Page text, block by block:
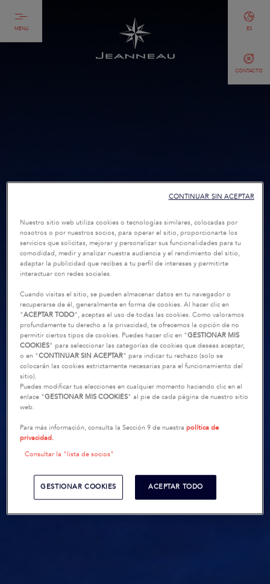
MENU
CONTACTO
ES
Nuestro sitio web utiliza cookies o tecnologías similares, colocadas por
nosotros o por nuestros socios, para operar el sitio, proporcionarte los
servicios que solicitas, mejorar y personalizar sus funcionalidades para tu
comodidad, medir y analizar nuestra audiencia y el rendimiento del sitio,
adaptar la publicidad que recibes a tu perfil de intereses y permitirte
interactuar con redes sociales.
Cuando visitas el sitio, se pueden almacenar datos en tu navegador o
recuperarse de él, generalmente en forma de cookies. Al hacer clic en
"ACEPTAR TODO", aceptas el uso de todas las cookies. Como valoramos
profundamente tu derecho a la privacidad, te ofrecemos la opción de no
permitir ciertos tipos de cookies. Puedes hacer clic en "GESTIONAR MIS
COOKIES" para seleccionar las categorías de cookies que deseas aceptar,
o en "CONTINUAR SIN ACEPTAR" para indicar tu rechazo (solo se
colocarán las cookies estrictamente necesarias para el funcionamiento del
sitio).
Puedes modificar tus elecciones en cualquier momento haciendo clic en el
enlace "GESTIONAR MIS COOKIES" al pie de cada página de nuestro sitio
web.
Para más información, consulta la Sección 9 de nuestrapolítica de
privacidad.
Consultar la "lista de socios"
GESTIONAR COOKIES ACEPTAR TODO
CONTINUAR SIN ACEPTAR